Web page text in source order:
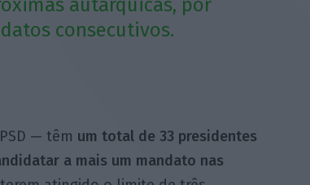
autárquicas, por
consecutivos.
— têm um total de 33 presidentes
a mais um mandato nas